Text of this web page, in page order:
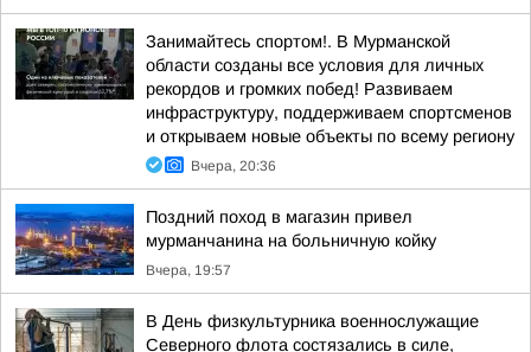
Занимайтесь спортом!. В Мурманской
области созданы все условия для личных
рекордов и громких побед! Развиваем
инфраструктуру, поддерживаем спортсменов
и открываем новые объекты по всему региону
Вчера, 20:36
Поздний поход в магазин привел
мурманчанина на больничную койку
Вчера, 19:57
В День физкультурника военнослужащие
Северного флота состязались в силе,